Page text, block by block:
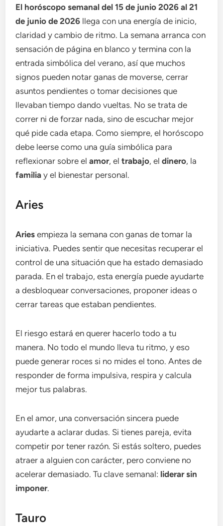
El horóscopo semanal del 15 de junio 2026 al 21
de junio de 2026 llega con una energía de inicio,
claridad y cambio de ritmo. La semana arranca con
sensación de página en blanco y termina con la
entrada simbólica del verano, así que muchos
signos pueden notar ganas de moverse, cerrar
asuntos pendientes o tomar decisiones que
llevaban tiempo dando vueltas. No se trata de
correr ni de forzar nada, sino de escuchar mejor
qué pide cada etapa. Como siempre, el horóscopo
debe leerse como una guía simbólica para
reflexionar sobre elamor, eltrabajo, eldinero, la
familia y el bienestar personal.
Aries
Aries empieza la semana con ganas de tomar la
iniciativa. Puedes sentir que necesitas recuperar el
control de una situación que ha estado demasiado
parada. En el trabajo, esta energía puede ayudarte
a desbloquear conversaciones, proponer ideas o
cerrar tareas que estaban pendientes.
El riesgo estará en querer hacerlo todo a tu
manera. No todo el mundo lleva tu ritmo, y eso
puede generar roces si no mides el tono. Antes de
responder de forma impulsiva, respira y calcula
mejor tus palabras.
En el amor, una conversación sincera puede
ayudarte a aclarar dudas. Si tienes pareja, evita
competir por tener razón. Si estás soltero, puedes
atraer a alguien con carácter, pero conviene no
acelerar demasiado. Tu clave semanal: liderar sin
imponer.
Tauro